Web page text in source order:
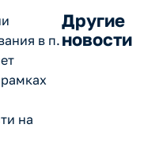
в п.
на
Другие
новости